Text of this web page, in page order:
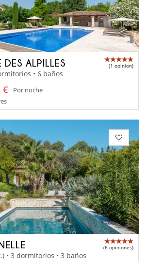
DES ALPILLES (1 opinion)
• 6 baños
€
Por noche
(6 opiniones)
• 3 dormitorios • 3 baños